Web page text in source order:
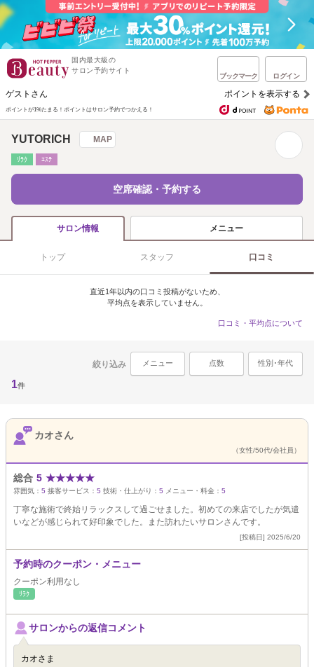
国内最大級の
サロン予約サイト
ブックマーク ログイン
ゲストさん ポイントを表示する
ポイントが1%たまる！ ポイントはサロン予約でつかえる！
YUTORICH MAP
ﾘﾗｸ ｴｽﾃ
空席確認・予約する
サロン情報 メニュー
トップ スタッフ 口コミ
直近1年以内の口コミ投稿がないため、
平均点を表示していません。
口コミ・平均点について
絞り込み メニュー 点数 性別･年代
1件
カオさん
（女性/50代/会社員）
総合 5 ★★★★★
雰囲気： 5 接客サービス： 5 技術・仕上がり： 5 メニュー・料金： 5
丁寧な施術で終始リラックスして過ごせました。初めての来店でしたが気遣
いなどが感じられて好印象でした。また訪れたいサロンさんです。
[投稿日] 2025/6/20
予約時のクーポン・メニュー
クーポン利用なし
ﾘﾗｸ
サロンからの返信コメント
カオさま